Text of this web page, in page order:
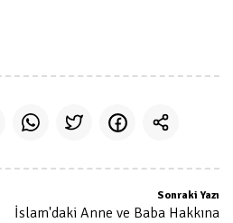
Sonraki Yazı
İslam'daki Anne ve Baba Hakkına